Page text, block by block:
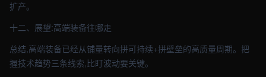
扩产。
十二、展望:高端装备往哪走
总结,高端装备已经从铺量转向拼可持续+拼壁垒的高质量周期。把
握技术趋势三条线索,比盯波动要关键。